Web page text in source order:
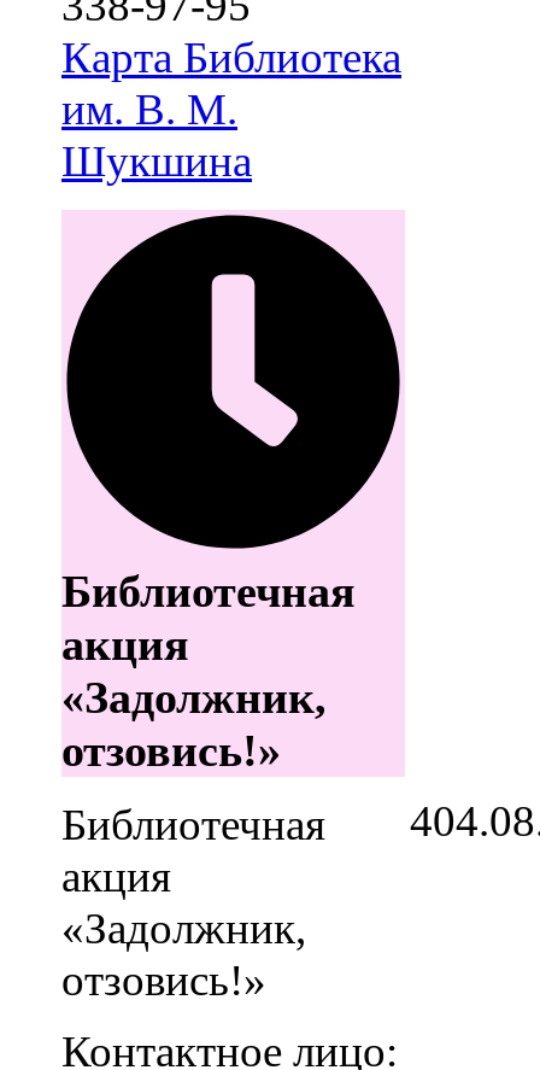
Карта Библиотека
им. В. М.
Шукшина
Библиотечная
акция
«Задолжник,
отзовись!»
Библиотечная
акция
«Задолжник,
отзовись!»
Контактное лицо:
4